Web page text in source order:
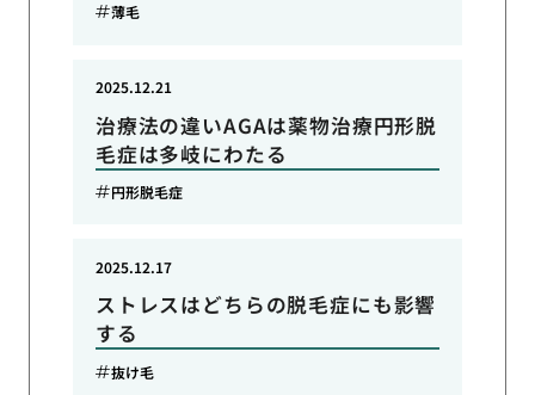
薄毛
治療法の違いAGAは薬物治療円形脱
毛症は多岐にわたる
2025.12.21
円形脱毛症
ストレスはどちらの脱毛症にも影響
する
2025.12.17
抜け毛